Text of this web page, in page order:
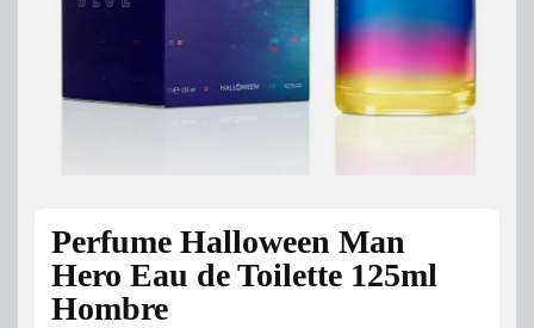
Perfume Halloween Man
Hero Eau de Toilette 125ml
Hombre